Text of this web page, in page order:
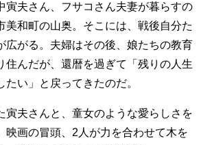
寅夫さん、フサコさん夫妻が暮らすの
美和町の山奥。そこには、戦後自分た
広がる。夫婦はその後、娘たちの教育
住んだが、還暦を過ぎて「残りの人生
たい」と戻ってきたのだ。
寅夫さんと、童女のような愛らしさを
映画の冒頭、2人が力を合わせて木を